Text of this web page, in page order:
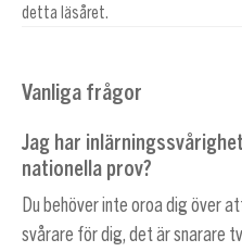
detta läsåret.
Vanliga frågor
Jag har
nationella prov?
Du behöver inte oroa dig över
svårare för dig, det är snarare